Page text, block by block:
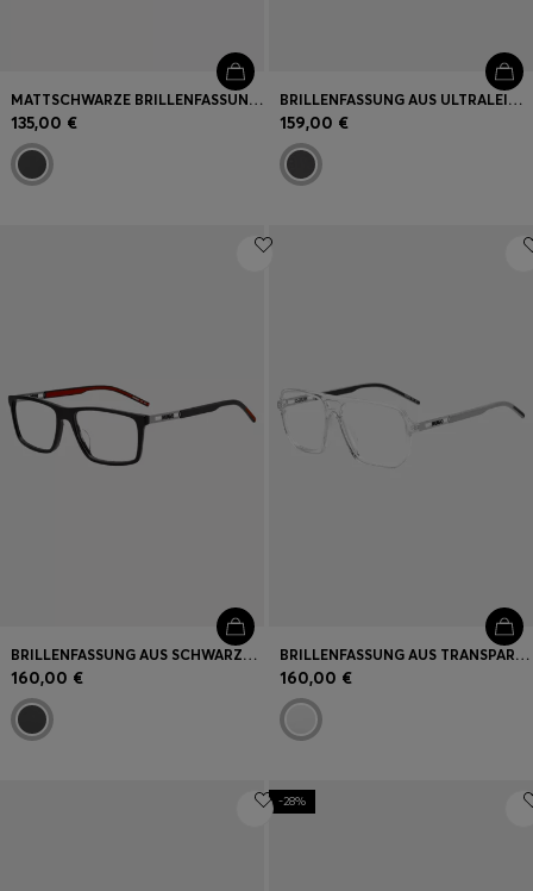
MATTSCHWARZE BRILLENFASSUNG MIT GEMUSTERTEN BÜGELN
135,00 €
BRILLENFASSUNG AUS ULTRALEICHTEM, MATTSCHWARZEM EDELSTAHL
159,00 €
BRILLENFASSUNG AUS SCHWARZEM ACETAT MIT CUT-OUT-LOGO
160,00 €
BRILLENFASSUNG AUS TRANSPARENTEM ACETAT MIT AUSGESTANZTEM LOGO
160,00 €
-28%